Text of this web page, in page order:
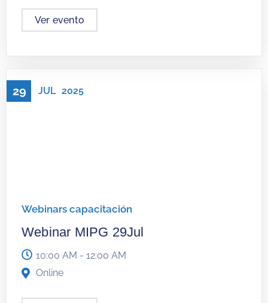
Ver evento
29 JUL 2025
Webinars capacitación
Webinar MIPG 29Jul
10:00 AM - 12:00 AM
Online